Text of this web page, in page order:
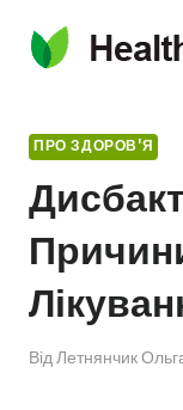
вмісту
ПРО ЗДОРОВ'Я
ВідЛетнянчик